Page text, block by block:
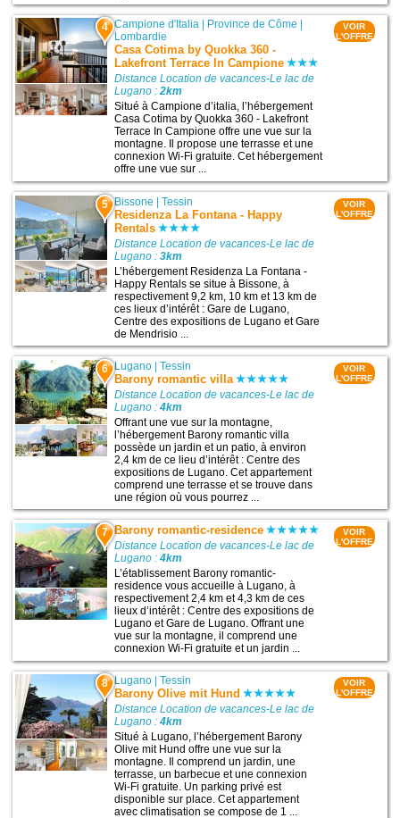
4 Campione d'Italia Province de Côme
Lombardie
Casa Cotima by Quokka 360 -
Lakefront Terrace In Campione
Distance Location de vacances-Le lac de
Lugano :2km
Situé à Campione dʼitalia, l’hébergement
Casa Cotima by Quokka 360 - Lakefront
Terrace In Campione offre une vue sur la
montagne. Il propose une terrasse et une
connexion Wi-Fi gratuite. Cet hébergement
offre une vue sur ...
VOIR
L'OFFRE
5 Bissone |Tessin
Residenza La Fontana - Happy
Rentals
Distance Location de vacances-Le lac de
Lugano :3km
L’hébergement Residenza La Fontana -
Happy Rentals se situe à Bissone, à
respectivement 9,2 km, 10 km et 13 km de
ces lieux d’intérêt : Gare de Lugano,
Centre des expositions de Lugano et Gare
de Mendrisio ...
VOIR
L'OFFRE
6 Lugano |Tessin
Barony romantic villa
Distance Location de vacances-Le lac de
Lugano :4km
Offrant une vue sur la montagne,
l’hébergement Barony romantic villa
possède un jardin et un patio, à environ
2,4 km de ce lieu d’intérêt : Centre des
expositions de Lugano. Cet appartement
comprend une terrasse et se trouve dans
une région où vous pourrez ...
VOIR
L'OFFRE
7 Barony romantic-residence
Distance Location de vacances-Le lac de
Lugano :4km
L’établissement Barony romantic-
residence vous accueille à Lugano, à
respectivement 2,4 km et 4,3 km de ces
lieux d’intérêt : Centre des expositions de
Lugano et Gare de Lugano. Offrant une
vue sur la montagne, il comprend une
connexion Wi-Fi gratuite et un jardin ...
VOIR
L'OFFRE
8 Lugano |Tessin
Barony Olive mit Hund
Distance Location de vacances-Le lac de
Lugano :4km
Situé à Lugano, l’hébergement Barony
Olive mit Hund offre une vue sur la
montagne. Il comprend un jardin, une
terrasse, un barbecue et une connexion
Wi-Fi gratuite. Un parking privé est
disponible sur place. Cet appartement
avec climatisation se compose de 1 ...
VOIR
L'OFFRE